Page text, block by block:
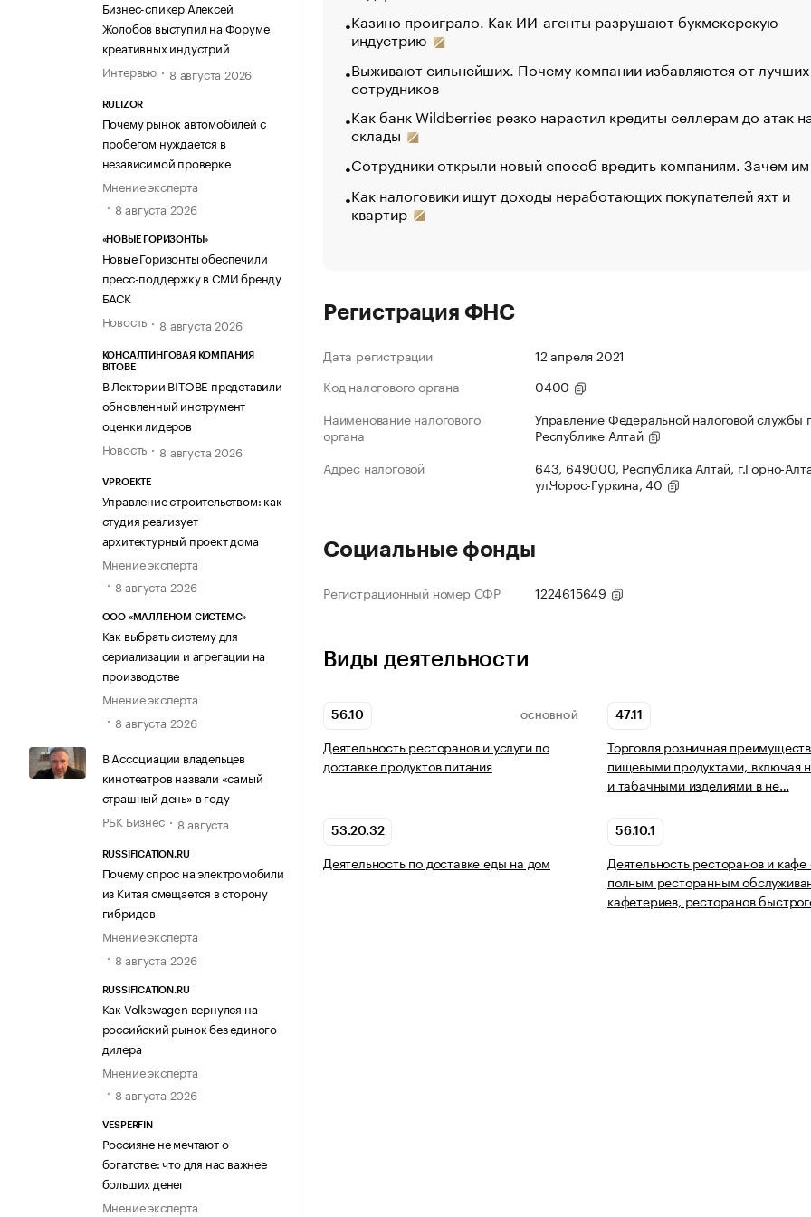
Бизнес-спикер Алексей
Жолобов выступил на Форуме
креативных индустрий
Интервью
8 августа 2026
RULIZOR
Почему рынок автомобилей с
пробегом нуждается в
независимой проверке
Мнение эксперта
8 августа 2026
«НОВЫЕ ГОРИЗОНТЫ»
Новые Горизонты обеспечили
пресс-поддержку в СМИ бренду
БАСК
Новость
8 августа 2026
КОНСАЛТИНГОВАЯ КОМПАНИЯ
BITOBE
В Лектории BITOBE представили
обновленный инструмент
оценки лидеров
Новость
8 августа 2026
VPROEKTE
Управление строительством: как
студия реализует
архитектурный проект дома
Мнение эксперта
8 августа 2026
ООО «МАЛЛЕНОМ СИСТЕМС»
Как выбрать систему для
сериализации и агрегации на
производстве
Мнение эксперта
8 августа 2026
В Ассоциации владельцев
кинотеатров назвали «самый
страшный день» в году
РБК Бизнес
8 августа
RUSSIFICATION.RU
Почему спрос на электромобили
из Китая смещается в сторону
гибридов
Мнение эксперта
8 августа 2026
RUSSIFICATION.RU
Как Volkswagen вернулся на
российский рынок без единого
дилера
Мнение эксперта
8 августа 2026
VESPERFIN
Россияне не мечтают о
богатстве: что для нас важнее
больших денег
Мнение эксперта
Казино проиграло. Как ИИ-агенты разрушают букмекерскую
индустрию
Выживают сильнейших. Почему компании избавляются от лучших
сотрудников
Как банк Wildberries резко нарастил кредиты селлерам до атак
склады
Сотрудники открыли новый способ вредить компаниям. Зачем
Как налоговики ищут доходы неработающих покупателей яхт и
квартир
Регистрация ФНС
Дата регистрации
12 апреля 2021
Код налогового органа
0400
Наименование налогового
органа
Управление Федеральной налоговой службы
Республике Алтай
Адрес налоговой
643, 649000, Республика Алтай, г.Горно-
ул.Чорос-Гуркина, 40
Социальные фонды
Регистрационный номер СФР 1224615649
Виды деятельности
56.10 ОСНОВНОЙ
Деятельность ресторанов и услуги по
доставке продуктов питания
47.11
Торговля розничная
пищевыми продуктами, включая
и табачными изделиями в не…
53.20.32
Деятельность по доставке еды на дом
56.10.1
Деятельность ресторанов и кафе
полным ресторанным
кафетериев, ресторанов